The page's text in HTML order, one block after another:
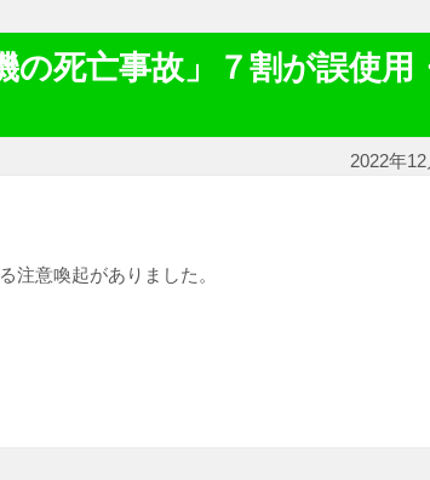
の死亡事故」７割が誤使用
2022年
注意喚起がありました。